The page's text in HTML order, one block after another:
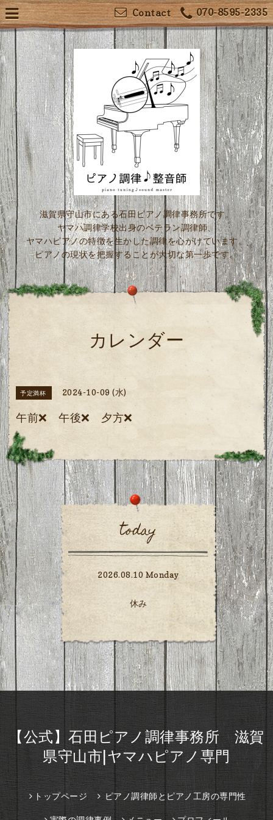
070-8595-2335
Contact
滋賀県守山市にある石田ピアノ調律事務所です。
ヤマハ調律学校出身のベテラン調律師、
ヤマハピアノの特徴を生かした調律を心がけています。
ピアノの現状を把握することが大切な第一歩です。
カレンダー
予定満杯 2024-10-09 (水)
午前❌ 午後❌ 夕方❌
today
2026.08.10 Monday
休み
【公式】石田ピアノ調律事務所 滋賀
県守山市|ヤマハピアノ専門
トップページ ピアノ調律師とピアノ工房の専門性